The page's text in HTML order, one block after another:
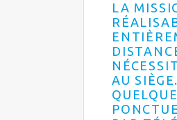
LA
AU